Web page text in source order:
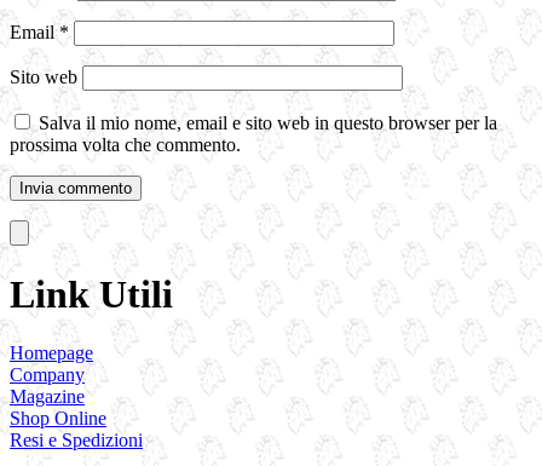
Email*
Sito web
Salva il mio nome, email e sito web in questo browser per la
prossima volta che commento.
Link Utili
Homepage
Company
Magazine
Shop Online
Resi e Spedizioni